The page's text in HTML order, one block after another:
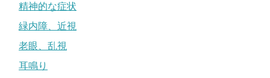
精神的な症状
緑内障、近視
老眼、乱視
耳鳴り